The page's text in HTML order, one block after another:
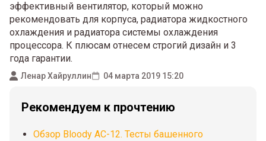
эффективный вентилятор, который можно
рекомендовать для корпуса, радиатора жидкостного
охлаждения и радиатора системы охлаждения
процессора. К плюсам отнесем строгий дизайн и 3
года гарантии.
Ленар Хайруллин 04 марта 2019 15:20
Рекомендуем к прочтению
Обзор Bloody AC-12. Тесты башенного